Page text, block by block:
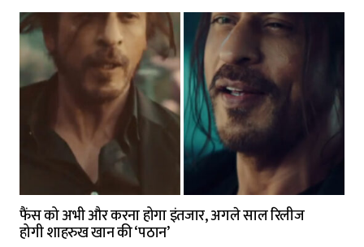
फैंस को अभी और करना होगा इंतजार, अगले साल रिलीज
होगी शाहरुख खान की ‘पठान’